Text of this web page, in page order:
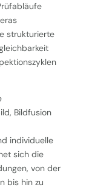
strukturierte
Bildfusion
individuelle
sich die
von der
bis hin zu